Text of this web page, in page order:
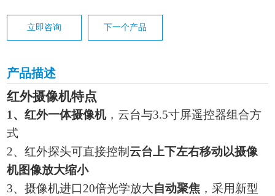
立即咨询 下一个产品
产品描述
红外摄像机特点
1、红外一体摄像机，云台与3.5寸屏遥控器组合方
式
2、红外探头可直接控制 云台上下左右移动以摄像
机图像放大缩小
3、摄像机进口20倍光学放大自动聚焦 ，采用新型